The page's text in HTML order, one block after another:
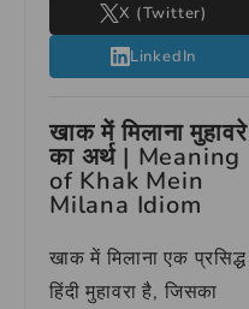
X (Twitter)
LinkedIn
खाक में मिलाना मुहावरे
का अर्थ | Meaning
of Khak Mein
Milana Idiom
खाक में मिलाना एक प्रसिद्ध
हिंदी मुहावरा है, जिसका